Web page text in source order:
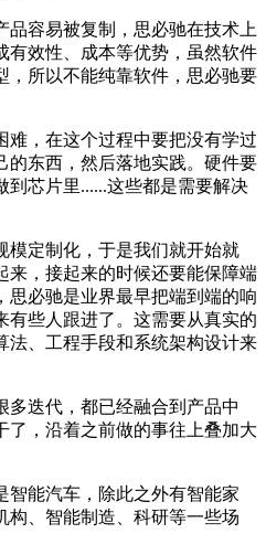
容易被复制，思必驰在技术上
有效性、成本等优势，虽然软件
，所以不能纯靠软件，思必驰要
，在这个过程中要把没有学过
的东西，然后落地实践。硬件要
到芯片里......这些都是需要解决
定制化，于是我们就开始就
来，接起来的时候还要能保障端
思必驰是业界最早把端到端的响
有些人跟进了。这需要从真实的
法、工程手段和系统架构设计来
迭代，都已经融合到产品中
了，沿着之前做的事往上叠加大
能汽车，除此之外有智能家
构、智能制造、科研等一些场